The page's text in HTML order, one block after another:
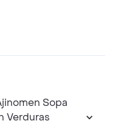
Sopa
Verduras